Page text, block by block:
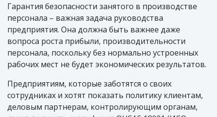
Гарантия безопасности занятого в производстве
персонала – важная задача руководства
предприятия. Она должна быть важнее даже
вопроса роста прибыли, производительности
персонала, поскольку без нормально устроенных
рабочих мест не будет экономических результатов.
Предприятиям, которые заботятся о своих
сотрудниках и хотят показать политику клиентам,
деловым партнерам, контролирующим органам,